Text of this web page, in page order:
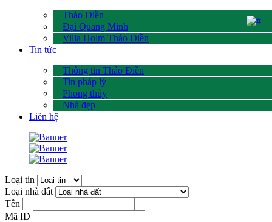
Thảo Điền
Đại Quang Minh
Villa Holm Thảo Điền
Tin tức
Thông tin Thảo Điền
Tin pháp lý
Phong thủy
Nhà đẹp
Liên hệ
Loại tin
Loại nhà đất
Tên
Mã ID